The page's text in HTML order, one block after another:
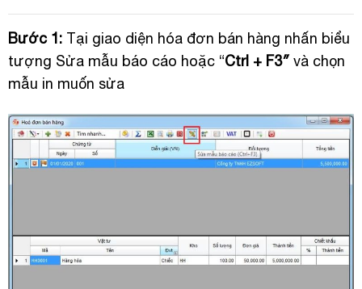
Bước 1:Tại giao diện hóa đơn bán hàng nhấn biểu
tượng Sửa mẫu báo cáo hoặc “Ctrl + F3″ và chọn
mẫu in muốn sửa